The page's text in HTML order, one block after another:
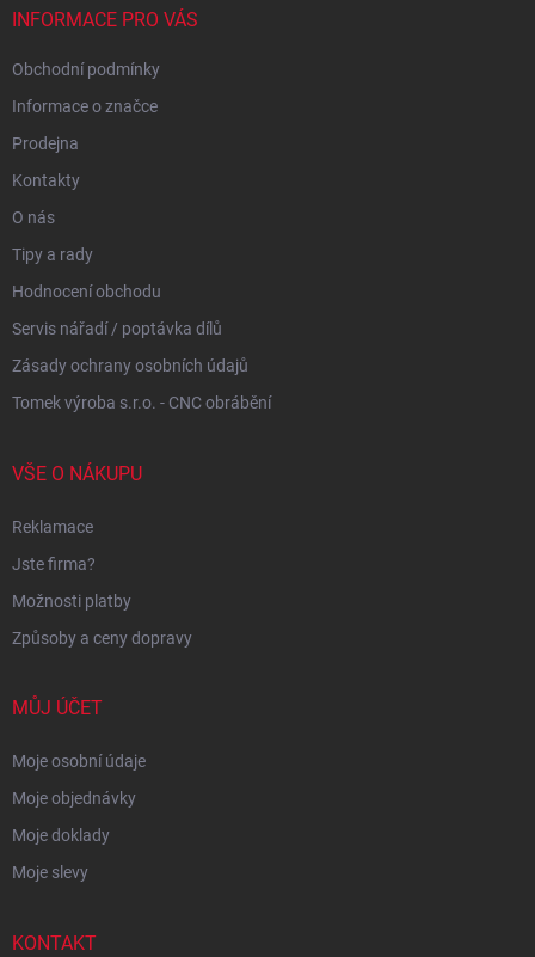
INFORMACE PRO VÁS
Obchodní podmínky
Informace o značce
Prodejna
Kontakty
O nás
Tipy a rady
Hodnocení obchodu
Servis nářadí / poptávka dílů
Zásady ochrany osobních údajů
Tomek výroba s.r.o. - CNC obrábění
VŠE O NÁKUPU
Reklamace
Jste firma?
Možnosti platby
Způsoby a ceny dopravy
MŮJ ÚČET
Moje osobní údaje
Moje objednávky
Moje doklady
Moje slevy
KONTAKT